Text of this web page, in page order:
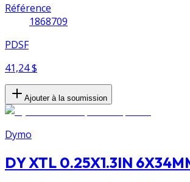
Référence
1868709
PDSF
41,24 $
Ajouter à la soumission
Dymo
DY XTL 0.25X1.3IN